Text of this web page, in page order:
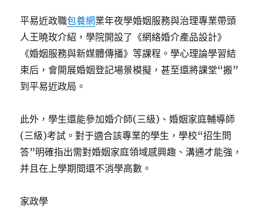
平易近政職包養網業年夜學婚姻服務與治理專業帶頭
人王曉玫介紹，學院開設了《網絡婚介產品設計》
《婚姻服務與新媒體傳播》等課程。學心理論學習結
束后，會開展婚姻登記場景模擬，甚至還將課堂“搬”
到平易近政局。
此外，學生還能參加婚介師(三級)、婚姻家庭輔導師
(三級)考試。對于適合該專業的學生，學校“招生問
答”明確指出需對婚姻家庭領域感興趣、溝通才能強，
并且在上學期間還不消學高數。
家政學